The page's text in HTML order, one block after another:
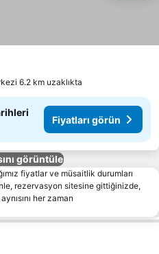
6.2 km uzaklıkta
Fiyatları görün
görüntüle
fiyatlar ve müsaitlik durumları
rezervasyon sitesine gittiğinizde,
her zaman